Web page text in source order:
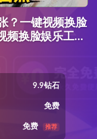
？一键视频换脸
频换脸娱乐工
9.9钻石
免费
免费 推荐